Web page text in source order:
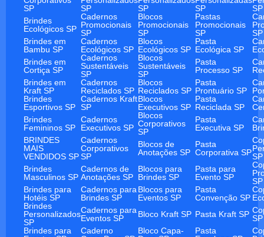
SP
SP
SP
SP
SP
Brindes
Ecológicos SP
Cadernos
Promocionais
SP
Blocos
Promocionais
SP
Pastas
Promocionais
SP
SP
Brindes em
Bambu SP
Cadernos
Ecológicos SP
Blocos
Ecológicos SP
Pasta
Ecológica SP
Brindes em
Cortiça SP
Cadernos
Sustentáveis
SP
Blocos
Sustentáveis
SP
Pasta
Processo SP
Brindes em
Kraft SP
Cadernos
Reciclados SP
Blocos
Reciclados SP
Pasta
Prontuário SP
Brindes
Esportivos SP
Cadernos Kraft
SP
Blocos
Executivos SP
Pasta
Reciclada SP
Brindes
Femininos SP
Cadernos
Executivos SP
Blocos
Corporativos
SP
Pasta
Executiva SP
BRINDES
MAIS
VENDIDOS SP
Cadernos
Corporativos
SP
Blocos de
Anotações SP
Pasta
Corporativa SPSP
Brindes
Masculinos SP
Cadernos de
Anotações SP
Blocos para
Brindes SP
Pasta para
Evento SP
SP
Brindes para
Hotéis SP
Cadernos para
Brindes SP
Blocos para
Eventos SP
Pasta
Convenção SP
Brindes
Personalizados
SP
Cadernos para
Eventos SP
Bloco Kraft SP Pasta Kraft SP SP
Brindes para
Caderno
Bloco Capa-
Pasta